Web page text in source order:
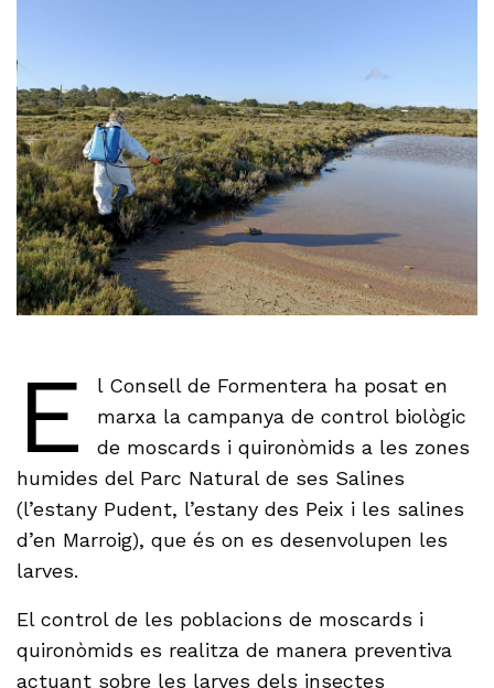
E
l Consell de Formentera ha posat en
marxa la campanya de control biològic
de moscards i quironòmids a les zones
humides del Parc Natural de ses Salines
(l’estany Pudent, l’estany des Peix i les salines
d’en Marroig), que és on es desenvolupen les
larves.
El control de les poblacions de moscards i
quironòmids es realitza de manera preventiva
actuant sobre les larves dels insectes